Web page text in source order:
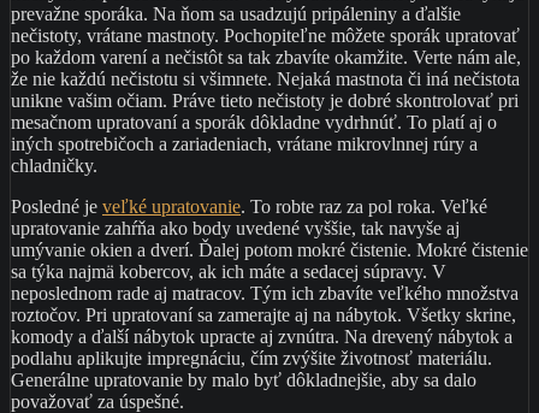
prevažne sporáka. Na ňom sa usadzujú pripáleniny a ďalšie
nečistoty, vrátane mastnoty. Pochopiteľne môžete sporák upratovať
po každom varení a nečistôt sa tak zbavíte okamžite. Verte nám ale,
že nie každú nečistotu si všimnete. Nejaká mastnota či iná nečistota
unikne vašim očiam. Práve tieto nečistoty je dobré skontrolovať pri
mesačnom upratovaní a sporák dôkladne vydrhnúť. To platí aj o
iných spotrebičoch a zariadeniach, vrátane mikrovlnnej rúry a
chladničky.
Posledné je veľké upratovanie. To robte raz za pol roka. Veľké
upratovanie zahŕňa ako body uvedené vyššie, tak navyše aj
umývanie okien a dverí. Ďalej potom mokré čistenie. Mokré čistenie
sa týka najmä kobercov, ak ich máte a sedacej súpravy. V
neposlednom rade aj matracov. Tým ich zbavíte veľkého množstva
roztočov. Pri upratovaní sa zamerajte aj na nábytok. Všetky skrine,
komody a ďalší nábytok upracte aj zvnútra. Na drevený nábytok a
podlahu aplikujte impregnáciu, čím zvýšite životnosť materiálu.
Generálne upratovanie by malo byť dôkladnejšie, aby sa dalo
považovať za úspešné.